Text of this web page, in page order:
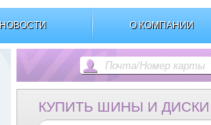
НОВОСТИ О КОМПАНИИ
КУПИТЬ ШИНЫ И ДИСКИ